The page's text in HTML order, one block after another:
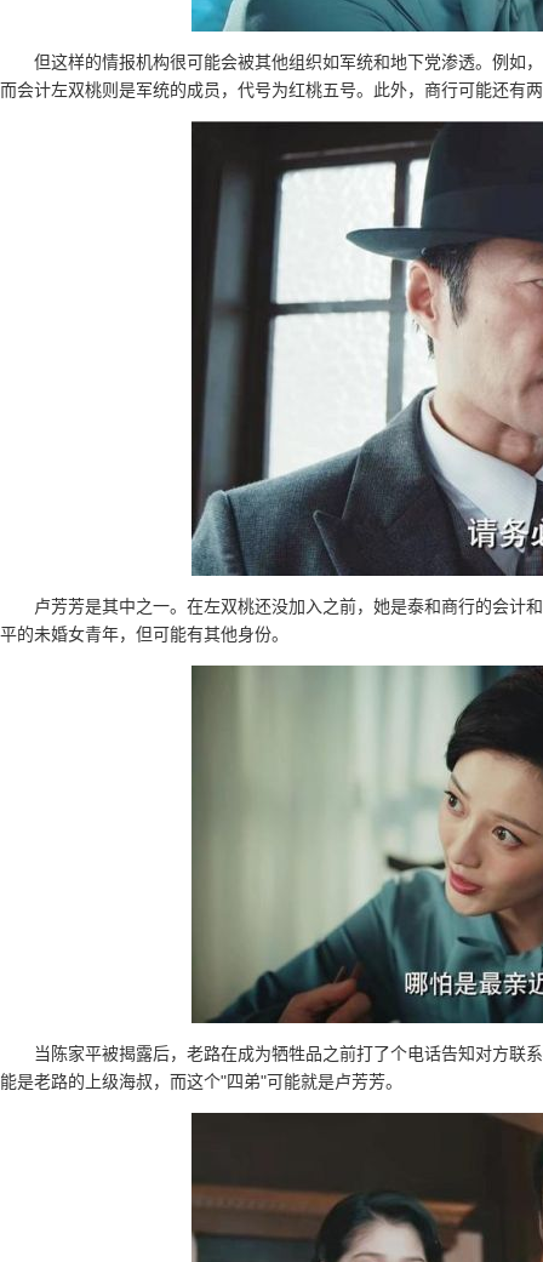
但这样的情报机构很可能会被其他组织如军统和地下党渗透。例如
而会计左双桃则是军统的成员，代号为红桃五号。此外，商行可能还有
卢芳芳是其中之一。在左双桃还没加入之前，她是泰和商行的会计
平的未婚女青年，但可能有其他身份。
当陈家平被揭露后，老路在成为牺牲品之前打了个电话告知对方联
能是老路的上级海叔，而这个"四弟"可能就是卢芳芳。